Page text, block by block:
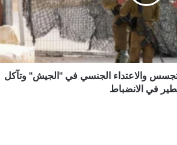
والاعتداء الجنسي في "الجيش" وتآكل
في الانضباط